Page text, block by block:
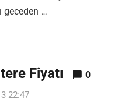
geceden …
Fiyatı 0
22:47